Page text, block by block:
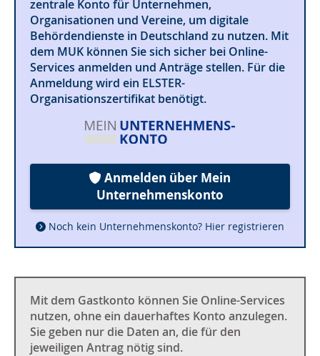
zentrale Konto für Unternehmen,
Organisationen und Vereine, um digitale
Behördendienste in Deutschland zu nutzen. Mit
dem MUK können Sie sich sicher bei Online-
Services anmelden und Anträge stellen. Für die
Anmeldung wird ein ELSTER-
Organisationszertifikat benötigt.
Anmelden über Mein
Unternehmenskonto
Noch kein Unternehmenskonto? Hier registrieren
Mit dem Gastkonto können Sie Online-Services
nutzen, ohne ein dauerhaftes Konto anzulegen.
Sie geben nur die Daten an, die für den
jeweiligen Antrag nötig sind.